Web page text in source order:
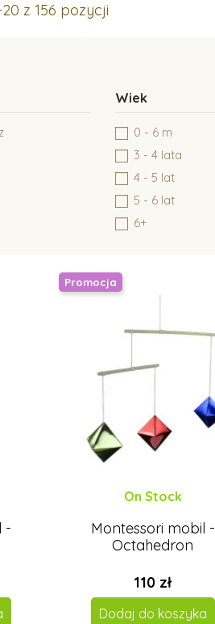
z 156 pozycji
Wiek
0 - 6 m
3 - 4 lata
4 - 5 lat
5 - 6 lat
6+
-
Promocja
On Stock
Montessori mobil -
Octahedron
110 zł
Dodaj do koszyka